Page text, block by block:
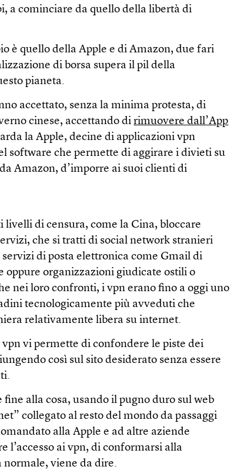
a cominciare da quello della libertà di
è quello della Apple e di Amazon, due fari
di borsa supera il pil della
pianeta.
accettato, senza la minima protesta, di
cinese, accettando dirimuovere dall’App
la Apple, decine di applicazioni vpn
software che permette di aggirare i divieti su
Amazon, d’imporre ai suoi clienti di
livelli di censura, come la Cina, bloccare
che si tratti di social network stranieri
di posta elettronica come Gmail di
oppure organizzazioni giudicate ostili o
nei loro confronti, i vpn erano fino a oggi uno
tecnologicamente più avveduti che
relativamente libera su internet.
vi permette di confondere le piste dei
così sul sito desiderato senza essere
alla cosa, usando il pugno duro sul web
collegato al resto del mondo da passaggi
alla Apple e ad altre aziende
l’accesso ai vpn, di conformarsi alla
normale, viene da dire.